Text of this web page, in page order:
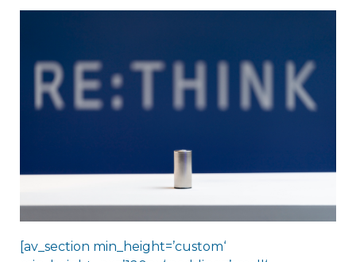
[av_section min_height=’custom‘